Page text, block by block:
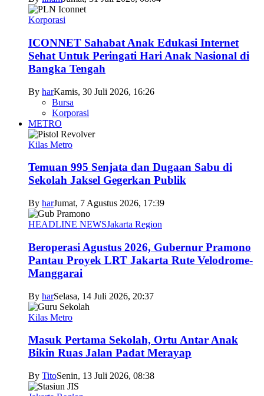
Korporasi
ICONNET Sahabat Anak Edukasi Internet
Sehat Untuk Peringati Hari Anak Nasional di
Bangka Tengah
By harKamis, 30 Juli 2026, 16:26
Bursa
Korporasi
METRO
Kilas Metro
Temuan 995 Senjata dan Dugaan Sabu di
Sekolah Jaksel Gegerkan Publik
By harJumat, 7 Agustus 2026, 17:39
HEADLINE NEWSJakarta Region
Beroperasi Agustus 2026, Gubernur Pramono
Pantau Proyek LRT Jakarta Rute Velodrome-
Manggarai
By harSelasa, 14 Juli 2026, 20:37
Kilas Metro
Masuk Pertama Sekolah, Ortu Antar Anak
Bikin Ruas Jalan Padat Merayap
By TitoSenin, 13 Juli 2026, 08:38